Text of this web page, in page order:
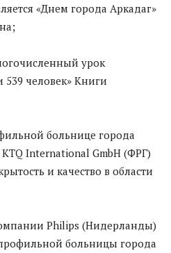
«Днем города Аркадаг»
урок
539 человек» Книги
больнице города
International GmbH (ФРГ)
и качество в области
Philips (Нидерланды)
больницы города